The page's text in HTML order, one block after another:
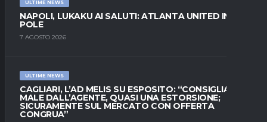
ULTIME NEWS
NAPOLI, LUKAKU AI SALUTI: ATLANTA UNITED IN
POLE
7 AGOSTO 2026
ULTIME NEWS
CAGLIARI, L’AD MELIS SU ESPOSITO: “CONSIGLIATO
MALE DALL’AGENTE, QUASI UNA ESTORSIONE;
SICURAMENTE SUL MERCATO CON OFFERTA
CONGRUA”